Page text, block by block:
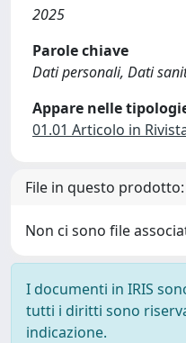
2025
Parole chiave
Dati personali, Dati
Appare nelle
01.01 Articolo in
File in questo prodotto:
Non ci sono file
I documenti in IRIS
tutti i diritti sono
indicazione.